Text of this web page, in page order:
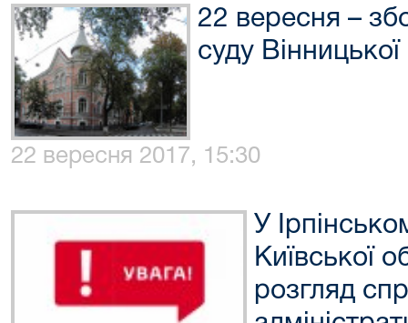
22 вересня –
суду Вінницької
22 вересня 2017, 15:30
У
Київської
розгляд